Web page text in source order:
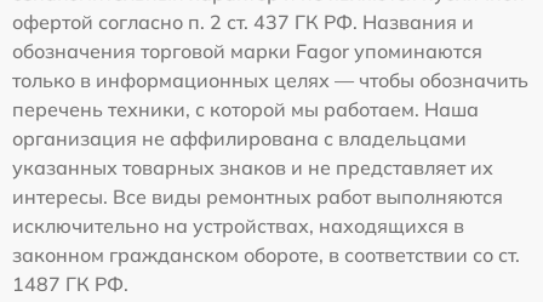
офертой согласно п. 2 ст. 437 ГК РФ. Названия и
обозначения торговой марки Fagor упоминаются
только в информационных целях — чтобы обозначить
перечень техники, с которой мы работаем. Наша
организация не аффилирована с владельцами
указанных товарных знаков и не представляет их
интересы. Все виды ремонтных работ выполняются
исключительно на устройствах, находящихся в
законном гражданском обороте, в соответствии со ст.
1487 ГК РФ.